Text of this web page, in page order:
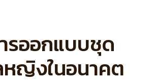
รออกแบบชุด
ญิงในอนาคต